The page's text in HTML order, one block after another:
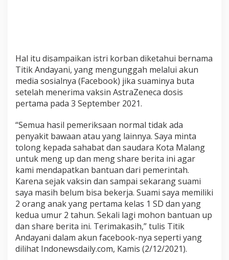
e
n
e
c
a
a
V
i
r
a
l
D
i
m
e
d
o
Hal itu disampaikan istri korban diketahui bernama
Titik Andayani, yang mengunggah melalui akun
media sosialnya (Facebook) jika suaminya buta
setelah menerima vaksin AstraZeneca dosis
pertama pada 3 September 2021.
“Semua hasil pemeriksaan normal tidak ada
penyakit bawaan atau yang lainnya. Saya minta
tolong kepada sahabat dan saudara Kota Malang
untuk meng up dan meng share berita ini agar
kami mendapatkan bantuan dari pemerintah.
Karena sejak vaksin dan sampai sekarang suami
saya masih belum bisa bekerja. Suami saya memiliki
2 orang anak yang pertama kelas 1 SD dan yang
kedua umur 2 tahun. Sekali lagi mohon bantuan up
dan share berita ini. Terimakasih,” tulis Titik
Andayani dalam akun facebook-nya seperti yang
dilihat Indonewsdaily.com, Kamis (2/12/2021).